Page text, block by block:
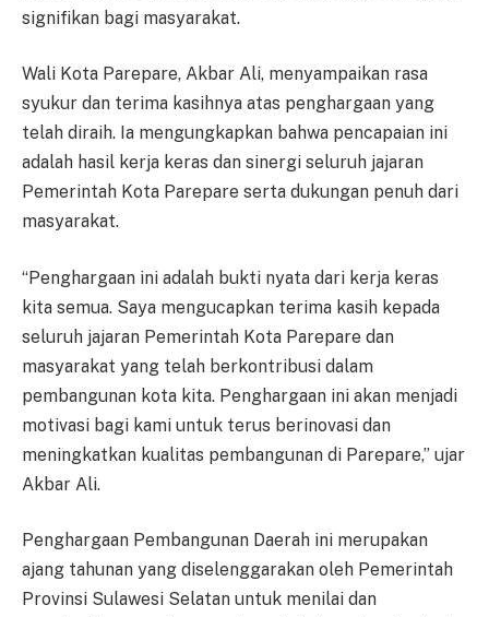
signifikan bagi masyarakat.
Wali Kota Parepare, Akbar Ali, menyampaikan rasa
syukur dan terima kasihnya atas penghargaan yang
telah diraih. Ia mengungkapkan bahwa pencapaian ini
adalah hasil kerja keras dan sinergi seluruh jajaran
Pemerintah Kota Parepare serta dukungan penuh dari
masyarakat.
“Penghargaan ini adalah bukti nyata dari kerja keras
kita semua. Saya mengucapkan terima kasih kepada
seluruh jajaran Pemerintah Kota Parepare dan
masyarakat yang telah berkontribusi dalam
pembangunan kota kita. Penghargaan ini akan menjadi
motivasi bagi kami untuk terus berinovasi dan
meningkatkan kualitas pembangunan di Parepare,” ujar
Akbar Ali.
Penghargaan Pembangunan Daerah ini merupakan
ajang tahunan yang diselenggarakan oleh Pemerintah
Provinsi Sulawesi Selatan untuk menilai dan